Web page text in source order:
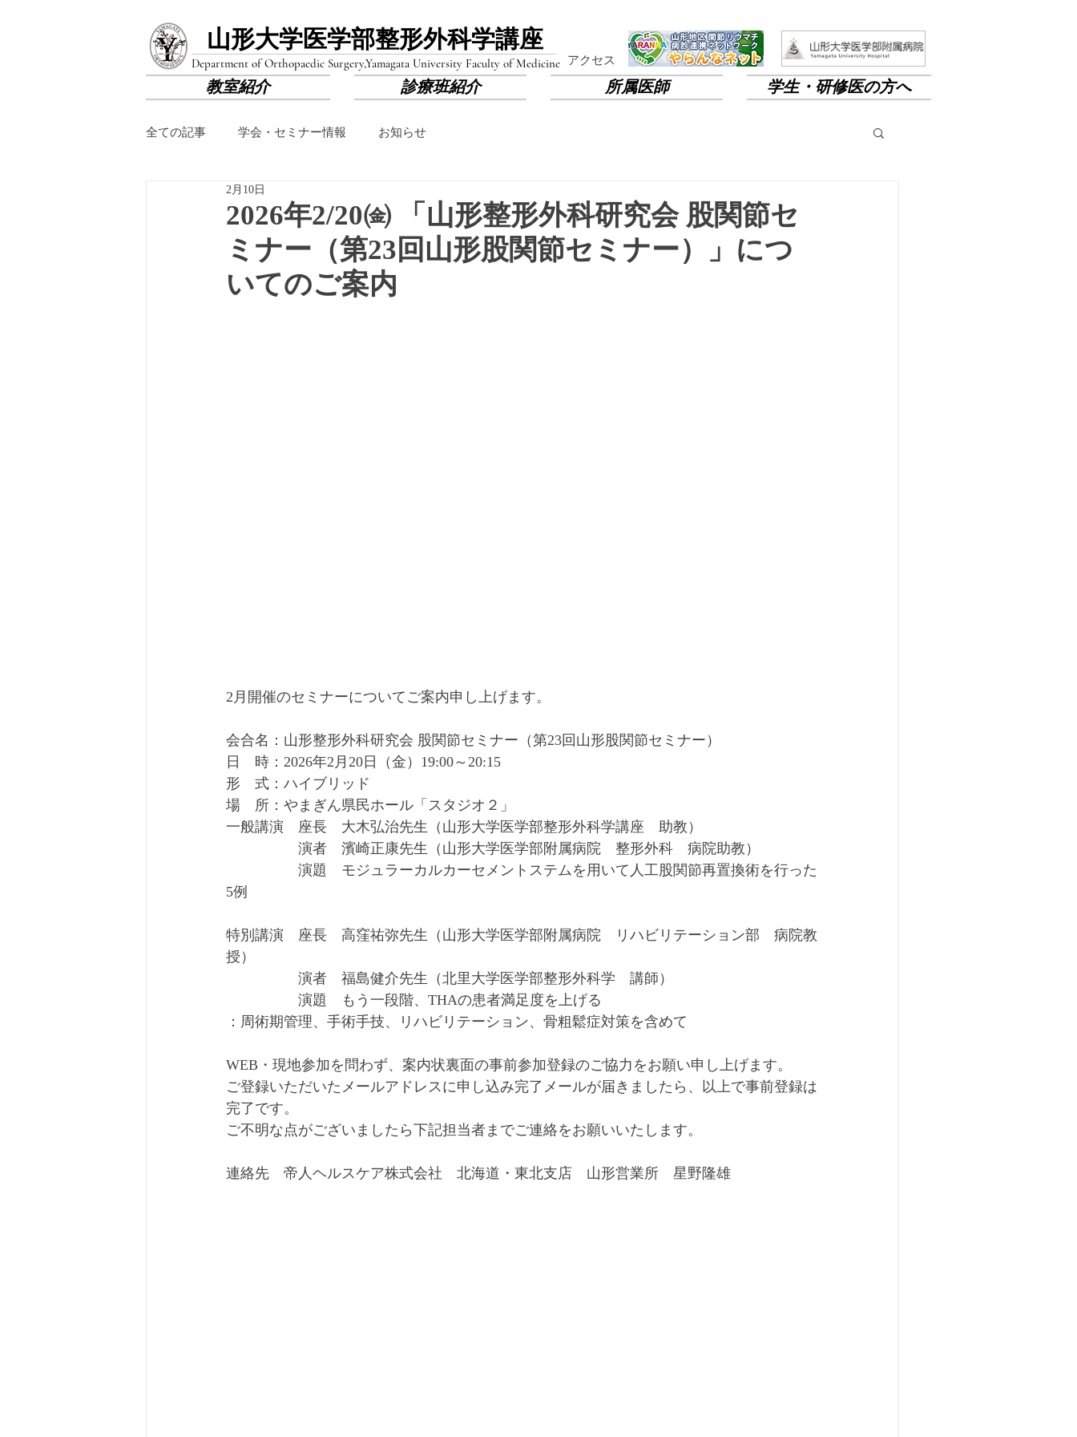
山形大学医学部​整形外科学講座
Department of Orthopaedic Surgery,Yamagata University Faculty of Medicine ​アクセス
教室紹介 診療班紹介 所属医師 学生・研修医の方へ
全ての記事 学会・セミナー情報 お知らせ
2026年2/20㈮ 「山形整形外科研究会 股関節セ
ミナー（第23回山形股関節セミナー）」につ
いてのご案内
2月10日
2月開催のセミナーについてご案内申し上げます。
会合名：山形整形外科研究会 股関節セミナー（第23回山形股関節セミナー）
日　時：2026年2月20日（金）19:00～20:15
形　式：ハイブリッド
場　所：やまぎん県民ホール「スタジオ２」
一般講演　座長　大木弘治先生（山形大学医学部整形外科学講座　助教）
演者　濱崎正康先生（山形大学医学部附属病院　整形外科　病院助教）
演題　モジュラーカルカーセメントステムを用いて人工股関節再置換術を行った
5例
特別講演　座長　高窪祐弥先生（山形大学医学部附属病院　リハビリテーション部　病院教
授）
演者　福島健介先生（北里大学医学部整形外科学　講師）
演題　もう一段階、THAの患者満足度を上げる
：周術期管理、手術手技、リハビリテーション、骨粗鬆症対策を含めて
WEB・現地参加を問わず、案内状裏面の事前参加登録のご協力をお願い申し上げます。
ご登録いただいたメールアドレスに申し込み完了メールが届きましたら、以上で事前登録は
完了です。
ご不明な点がございましたら下記担当者までご連絡をお願いいたします。
連絡先　帝人ヘルスケア株式会社　北海道・東北支店　山形営業所　星野隆雄